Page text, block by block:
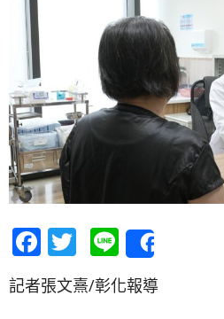
Facebook
Twitter
Line
記者張文熹/彰化報導